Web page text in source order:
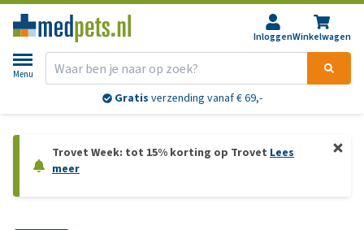
InloggenWinkelwagen
Menu
Gratis verzending vanaf € 69,-
Trovet Week: tot 15% korting op Trovet Lees
meer